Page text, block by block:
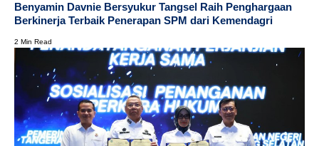
Benyamin Davnie Bersyukur Tangsel Raih Penghargaan
Berkinerja Terbaik Penerapan SPM dari Kemendagri
2 Min Read